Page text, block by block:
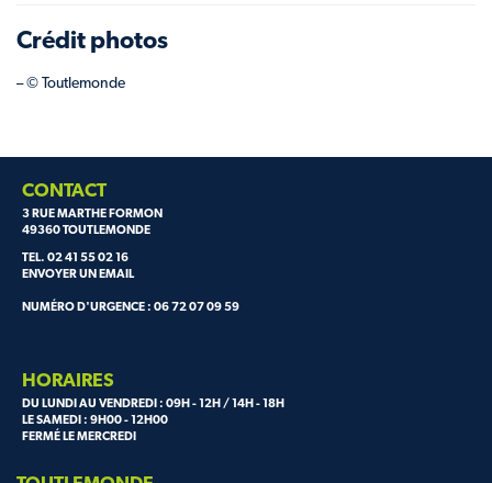
Crédit photos
– © Toutlemonde
CONTACT
3 RUE MARTHE FORMON
49360 TOUTLEMONDE
TEL. 02 41 55 02 16
ENVOYER UN EMAIL
NUMÉRO D'URGENCE : 06 72 07 09 59
HORAIRES
DU LUNDI AU VENDREDI : 09H - 12H / 14H - 18H
LE SAMEDI : 9H00 - 12H00
FERMÉ LE MERCREDI